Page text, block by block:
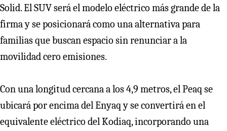
Solid. El SUV será el modelo eléctrico más grande de la
firma y se posicionará como una alternativa para
familias que buscan espacio sin renunciar a la
movilidad cero emisiones.
Con una longitud cercana a los 4,9 metros, el Peaq se
ubicará por encima del Enyaq y se convertirá en el
equivalente eléctrico del Kodiaq, incorporando una